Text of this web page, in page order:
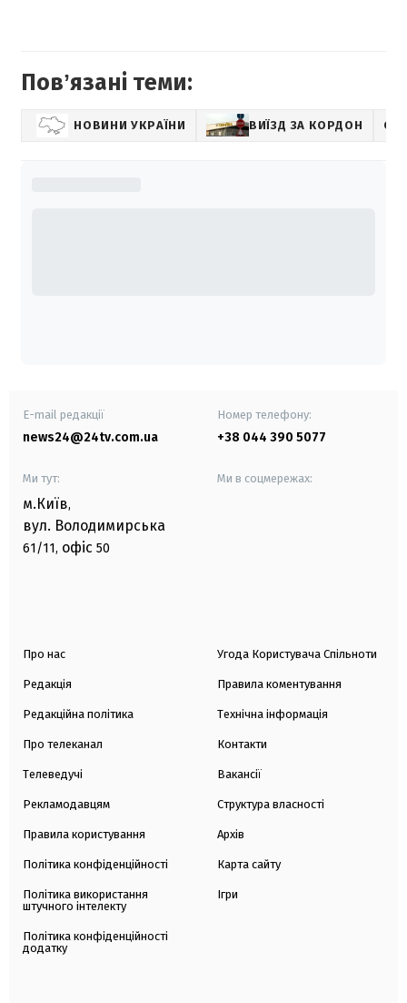
Повʼязані теми:
НОВИНИ УКРАЇНИ ВИЇЗД ЗА КОРДОН САП
E-mail редакції
news24@24tv.com.ua
Номер телефону:
+38 044 390 5077
Ми тут:
м.Київ,
вул. Володимирська
61/11, офіс 50
Ми в соцмережах:
Про нас
Редакція
Редакційна політика
Про телеканал
Телеведучі
Рекламодавцям
Правила користування
Політика конфіденційності
Політика використання
штучного інтелекту
Політика конфіденційності
додатку
Угода Користувача Спільноти
Правила коментування
Технічна інформація
Контакти
Вакансії
Структура власності
Архів
Карта сайту
Ігри